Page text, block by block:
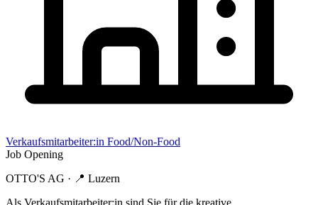
Verkaufsmitarbeiter:in Food/Non-Food
Job Opening
OTTO'S AG · 📍 Luzern
Als Verkaufsmitarbeiter:in sind Sie für die kreative